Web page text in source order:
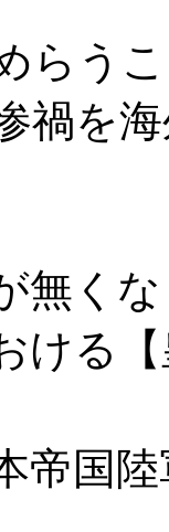
らう
禍を
無く
ける
帝国